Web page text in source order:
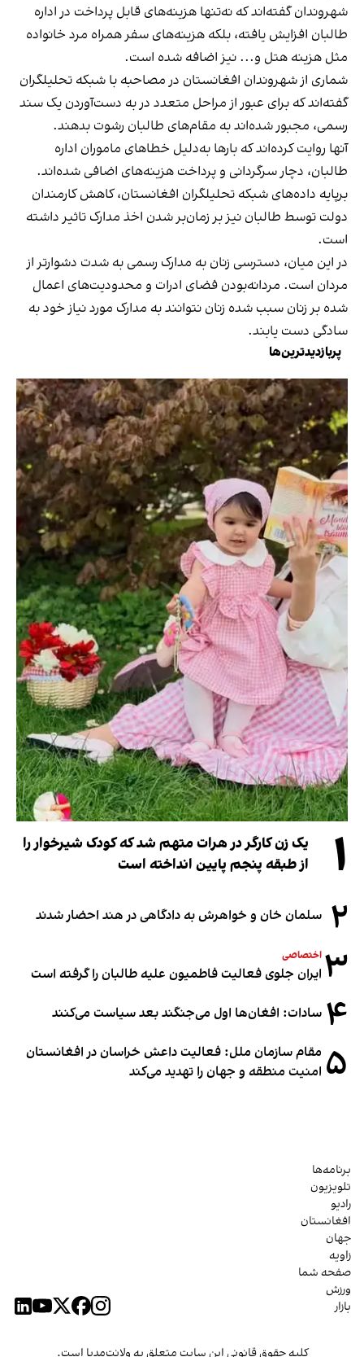
شهروندان گفته‌اند که نه‌تنها هزینه‌های قابل پرداخت در اداره
طالبان افزایش یافته، بلکه هزینه‌های سفر همراه مرد خانواده
مثل هزینه هتل و... نیز اضافه شده است.
شماری از شهروندان افغانستان در مصاحبه با شبکه تحلیلگران
گفته‌اند که برای عبور از مراحل متعدد در به دست‌آوردن یک سند
رسمی، مجبور شده‌اند به مقام‌های طالبان رشوت بدهند.
آنها روایت کرده‌اند که بارها به‌دلیل خطاهای ماموران اداره
طالبان، دچار سرگردانی و پرداخت هزینه‌های اضافی شده‌اند.
برپایه داده‌های شبکه تحلیلگران افغانستان، کاهش کارمندان
دولت توسط طالبان نیز بر زمان‌بر شدن اخذ مدارک تاثیر داشته
است.
در این میان، دسترسی زنان به مدارک رسمی به شدت دشوارتر از
مردان است. مردانه‌بودن فضای ادرات و محدودیت‌های اعمال
شده بر زنان سبب شده زنان نتوانند به مدارک مورد نیاز خود به
سادگی دست یابند.
پربازدیدترین‌ها
۱
یک زن کارگر در هرات متهم شد که کودک شیرخوار را
از طبقه پنجم پایین انداخته است
۲ سلمان خان و خواهرش به دادگاهی در هند احضار شدند
۳ اختصاصی
ایران جلوی فعالیت فاطمیون علیه طالبان را گرفته است
۴ سادات: افغان‌ها اول می‌جنگند بعد سیاست می‌کنند
۵ مقام سازمان ملل: فعالیت داعش خراسان در افغانستان
امنیت منطقه و جهان را تهدید می‌کند
برنامه‌ها
تلویزیون
رادیو
افغانستان
جهان
زاویه
صفحه شما
ورزش
بازار
کلیه حقوق قانونی این سایت متعلق به ولانت‌مدیا است.